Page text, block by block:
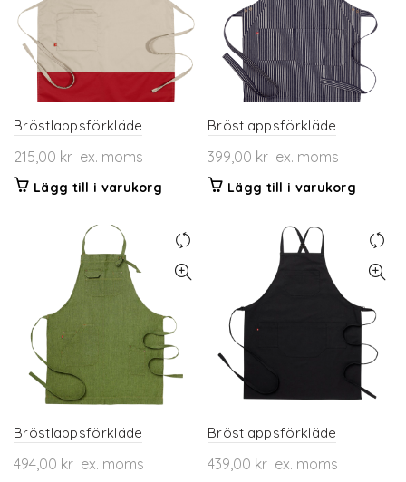
Bröstlappsförkläde
215,00 kr ex. moms
Lägg till i varukorg
Bröstlappsförkläde
399,00 kr ex. moms
Lägg till i varukorg
Bröstlappsförkläde
494,00 kr ex. moms
Bröstlappsförkläde
439,00 kr ex. moms